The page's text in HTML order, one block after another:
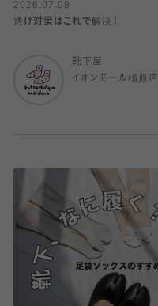
2026.07.09
透け対策はこれで解決！
靴下屋
イオンモール橿原店